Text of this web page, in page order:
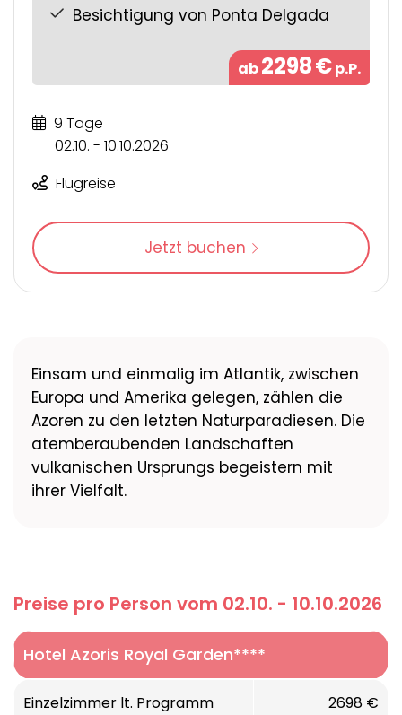
Besichtigung von Ponta Delgada
ab2298€p.P.
9 Tage
02.10. - 10.10.2026
Flugreise
Jetzt buchen
Einsam und einmalig im Atlantik, zwischen
Europa und Amerika gelegen, zählen die
Azoren zu den letzten Naturparadiesen. Die
atemberaubenden Landschaften
vulkanischen Ursprungs begeistern mit
ihrer Vielfalt.
Preise pro Person vom 02.10. - 10.10.2026
Hotel Azoris Royal Garden****
Einzelzimmer lt. Programm 2698 €